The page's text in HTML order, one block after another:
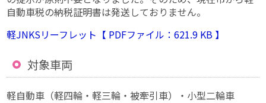
自動車税の納税証明書は発送しておりません。
軽JNKSリーフレット【 PDFファイル：621.9 KB 】
対象車両
軽自動車（軽四輪・軽三輪・被牽引車）・小型二輪車